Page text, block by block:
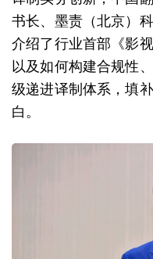
书长、墨责（北京）
介绍了行业首部《影
以及如何构建合规性
级递进译制体系，填
白。